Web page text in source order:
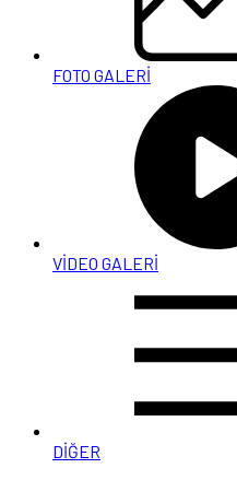
FOTO GALERİ
VİDEO GALERİ
DİĞER